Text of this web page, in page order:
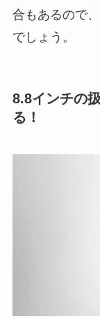
合もあるので
でしょう。
8.8インチの
る！